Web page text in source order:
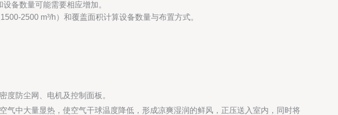
备数量可能需要相应增加。
2500 m³/h）和覆盖面积计算设备数量与布置方式。
度防尘网、电机及控制面板。
气中大量显热，使空气干球温度降低，形成凉爽湿润的鲜风，正压送入室内，同时将